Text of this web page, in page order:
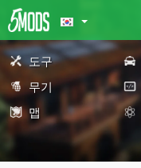
도구
무기
맵